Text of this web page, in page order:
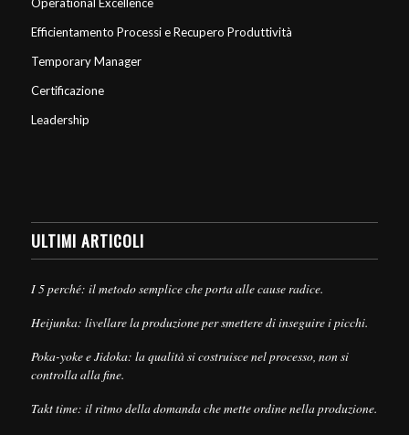
Efficientamento Processi e Recupero Produttività
Temporary Manager
Certificazione
Leadership
ULTIMI ARTICOLI
I 5 perché: il metodo semplice che porta alle cause radice.
Heijunka: livellare la produzione per smettere di inseguire i picchi.
Poka-yoke e Jidoka: la qualità si costruisce nel processo, non si
controlla alla fine.
Takt time: il ritmo della domanda che mette ordine nella produzione.